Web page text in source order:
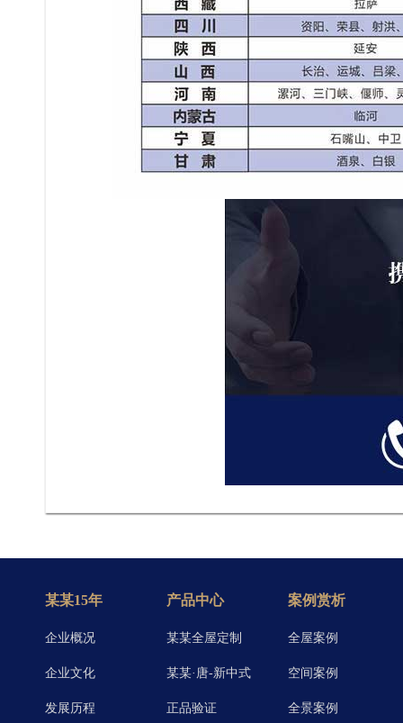
某某15年
企业概况
企业文化
发展历程
产品中心
某某全屋定制
某某·唐-新中式
正品验证
案例赏析
全屋案例
空间案例
全景案例